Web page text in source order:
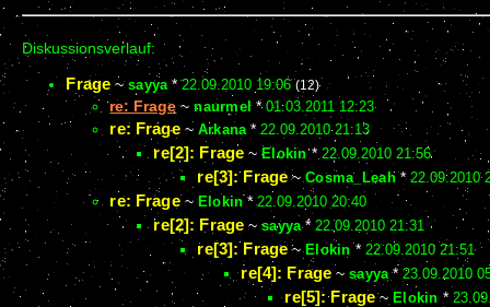
Diskussionsverlauf:
Frage ~sayya *22.09.2010 19:06 (12)
re: Frage ~naurmel *01.03.2011 12:23
re: Frage~ Arkana * 22.09.2010 21:13
re[2]: Frage ~Elokin* 22.09.2010 21:56
re[3]: Frage ~Cosma_Leah* 22.09.2010
re: Frage~ Elokin *22.09.2010 20:40
re[2]: Frage ~sayya* 22.09.2010 21:31
re[3]: Frage ~ Elokin * 22.09.2010 21:51
re[4]: Frage ~sayya * 23.09.2010
re[5]: Frage~ Elokin *